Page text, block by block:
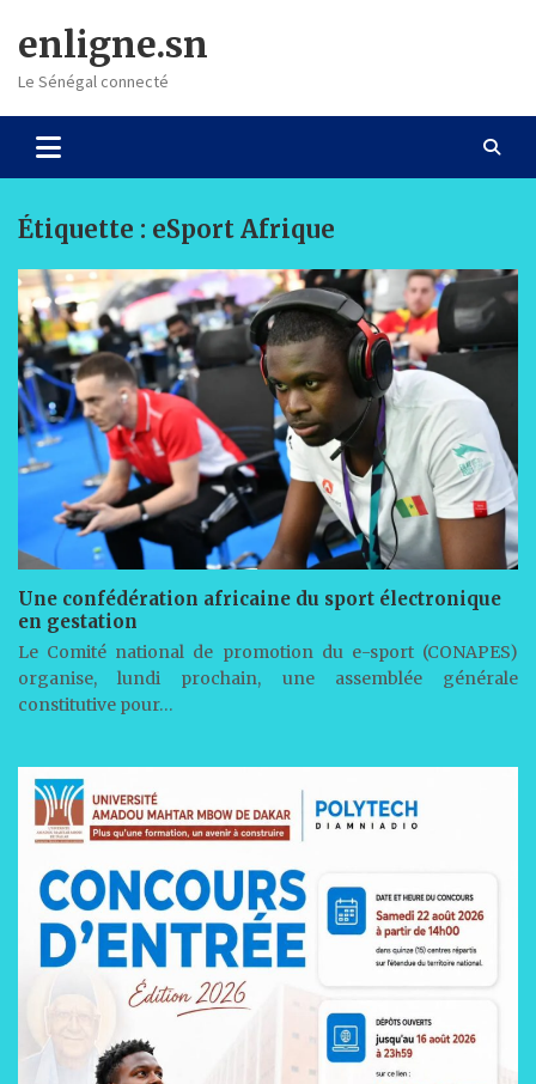
content
enligne.sn
Le Sénégal connecté
Étiquette : eSport Afrique
Une confédération africaine du sport électronique
en gestation
Le Comité national de promotion du e-sport (CONAPES)
organise, lundi prochain, une assemblée générale
constitutive pour…